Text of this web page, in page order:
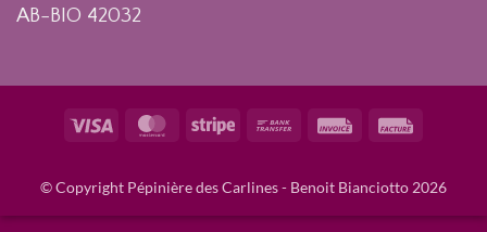
AB-BIO 42032
Visa MasterCardStripe
Bank
Invoice
© Copyright Pépinière des Carlines - Benoit Bianciotto 2026